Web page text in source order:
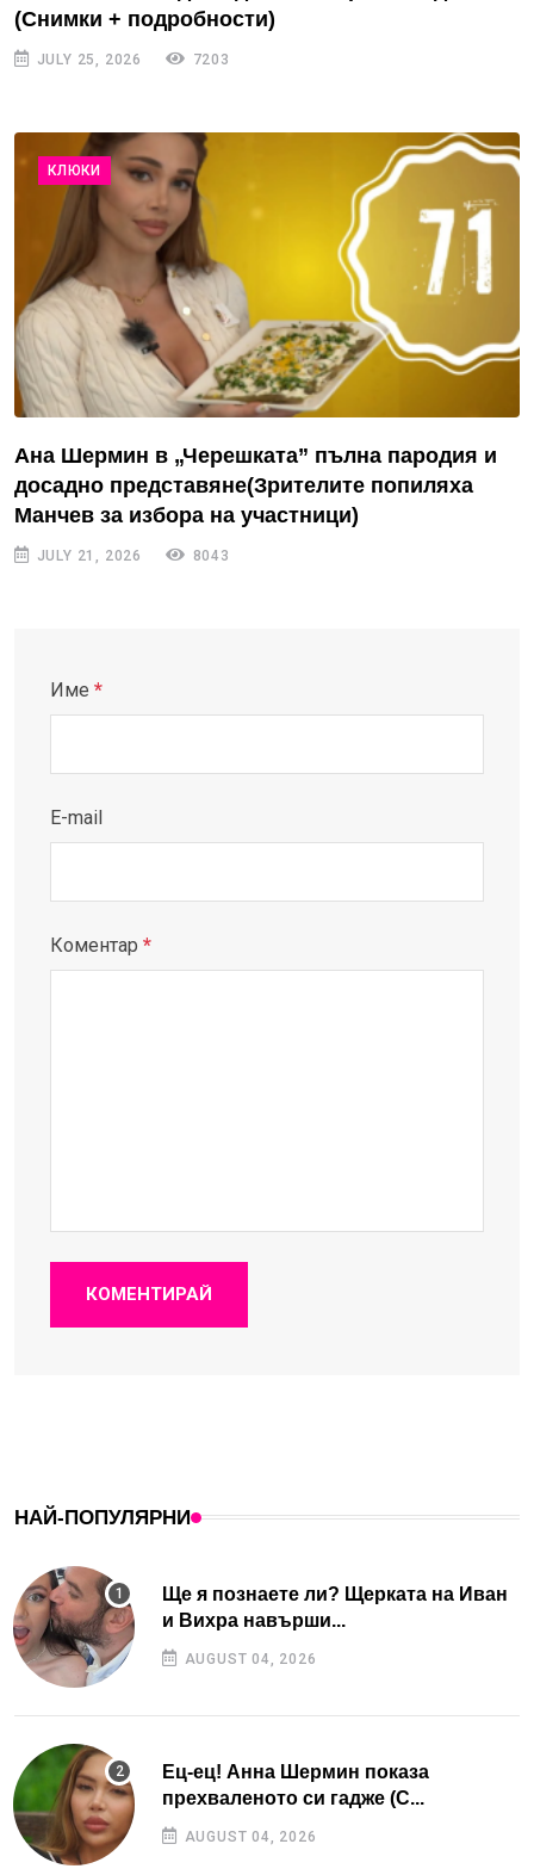
(Снимки + подробности)
JULY 25, 2026 7203
КЛЮКИ
Ана Шермин в „Черешката” пълна пародия и
досадно представяне(Зрителите попиляха
Манчев за избора на участници)
JULY 21, 2026 8043
Име *
E-mail
Коментар *
КОМЕНТИРАЙ
НАЙ-ПОПУЛЯРНИ
Ще я познаете ли? Щерката на Иван
и Вихра навърши...
AUGUST 04, 2026
Ец-ец! Анна Шермин показа
прехваленото си гадже (С...
AUGUST 04, 2026